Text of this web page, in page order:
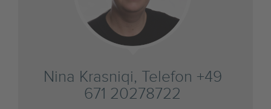
Nina Krasniqi, Telefon +49
671 20278722